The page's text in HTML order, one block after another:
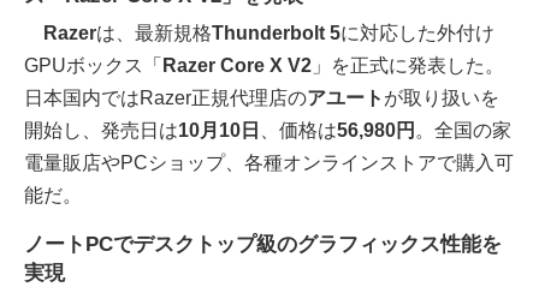
Razerは、最新規格Thunderbolt 5に対応した外付け
GPUボックス「 Razer Core X V2 」を正式に発表した。
日本国内ではRazer正規代理店のアユート が取り扱いを
開始し、発売日は10月10日 、価格は56,980円 。全国の家
電量販店やPCショップ、各種オンラインストアで購入可
能だ。
ノートPCでデスクトップ級のグラフィックス性能を
実現